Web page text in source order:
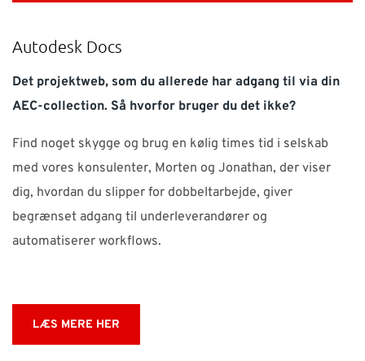
Autodesk Docs
Det projektweb, som du allerede har adgang til via din
AEC-collection. Så hvorfor bruger du det ikke?
Find noget skygge og brug en kølig times tid i selskab
med vores konsulenter, Morten og Jonathan, der viser
dig, hvordan du slipper for dobbeltarbejde, giver
begrænset adgang til underleverandører og
automatiserer workflows.
LÆS MERE HER